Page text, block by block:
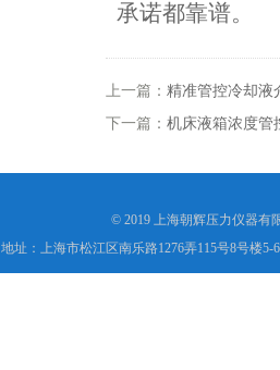
承诺都靠谱。
上一篇： 精准管控冷却液
下一篇： 机床液箱浓度管
© 2019 上海朝辉压力仪器有
地址：上海市松江区南乐路1276弄115号8号楼5-